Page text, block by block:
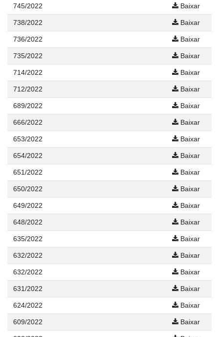
745/2022 Baixar
738/2022 Baixar
736/2022 Baixar
735/2022 Baixar
714/2022 Baixar
712/2022 Baixar
689/2022 Baixar
666/2022 Baixar
653/2022 Baixar
654/2022 Baixar
651/2022 Baixar
650/2022 Baixar
649/2022 Baixar
648/2022 Baixar
635/2022 Baixar
632/2022 Baixar
632/2022 Baixar
631/2022 Baixar
624/2022 Baixar
609/2022 Baixar